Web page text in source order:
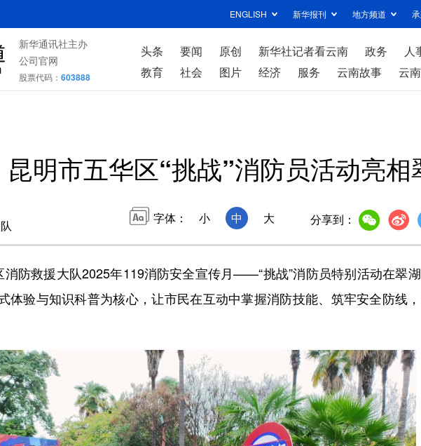
ENGLISH 新华报刊 地方频道
新华通讯社主办
公司官网
股票代码： 603888
头条 要闻 原创 新华社记者看云南 政务 人
教育
社会 图片 经济 服务 云南故事 云
昆明市五华区“挑战”消防员活动亮
字体： 小 中 大 分享到：
防救援大队2025年119消防安全宣传月——“挑战”消防员特别活动在翠
体验与知识科普为核心，让市民在互动中掌握消防技能、筑牢安全防线